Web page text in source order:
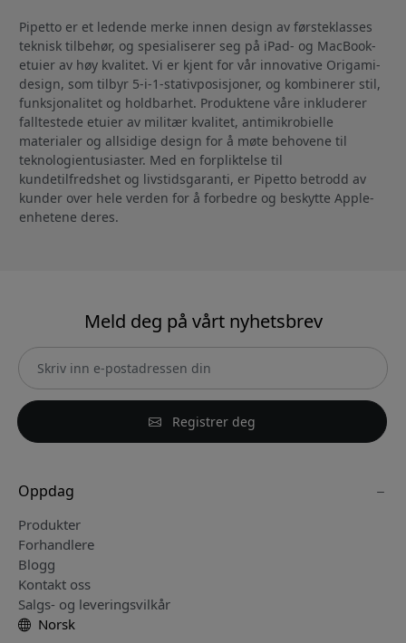
Pipetto er et ledende merke innen design av førsteklasses
teknisk tilbehør, og spesialiserer seg på iPad- og MacBook-
etuier av høy kvalitet. Vi er kjent for vår innovative Origami-
design, som tilbyr 5-i-1-stativposisjoner, og kombinerer stil,
funksjonalitet og holdbarhet. Produktene våre inkluderer
falltestede etuier av militær kvalitet, antimikrobielle
materialer og allsidige design for å møte behovene til
teknologientusiaster. Med en forpliktelse til
kundetilfredshet og livstidsgaranti, er Pipetto betrodd av
kunder over hele verden for å forbedre og beskytte Apple-
enhetene deres.
Meld deg på vårt nyhetsbrev
Registrer deg
Oppdag
Produkter
Forhandlere
Blogg
Kontakt oss
Salgs- og leveringsvilkår
Norsk